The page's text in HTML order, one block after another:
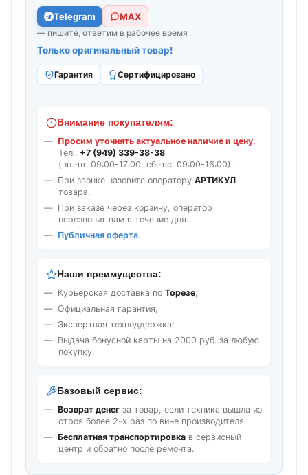
Telegram МАХ
— пишите, ответим в рабочее время
Только оригинальный товар!
Гарантия Сертифицировано
Внимание покупателям:
Просим уточнять актуальное наличие и цену.
Тел.: +7 (949) 339-38-38
(пн.-пт. 09:00-17:00, сб.-вс. 09:00-16:00).
При звонке назовите оператору АРТИКУЛ
товара.
При заказе через корзину, оператор
перезвонит вам в течение дня.
Публичная оферта.
Наши преимущества:
Курьерская доставка по Торезе;
Официальная гарантия;
Экспертная техподдержка;
Выдача бонусной карты на 2000 руб. за любую
покупку.
Базовый сервис:
Возврат денег за товар, если техника вышла из
строя более 2-х раз по вине производителя.
Бесплатная транспортировка в сервисный
центр и обратно после ремонта.